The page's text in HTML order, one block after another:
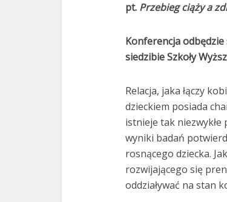
pt. Przebieg ciążya
Konferencja odbędzie
siedzibie Szkoły
Relacja, jaka łączy
dzieckiem posiada
istnieje tak niezwykłe
wyniki badań
rosnącego dziecka.
rozwijającego się
oddziaływać na stan